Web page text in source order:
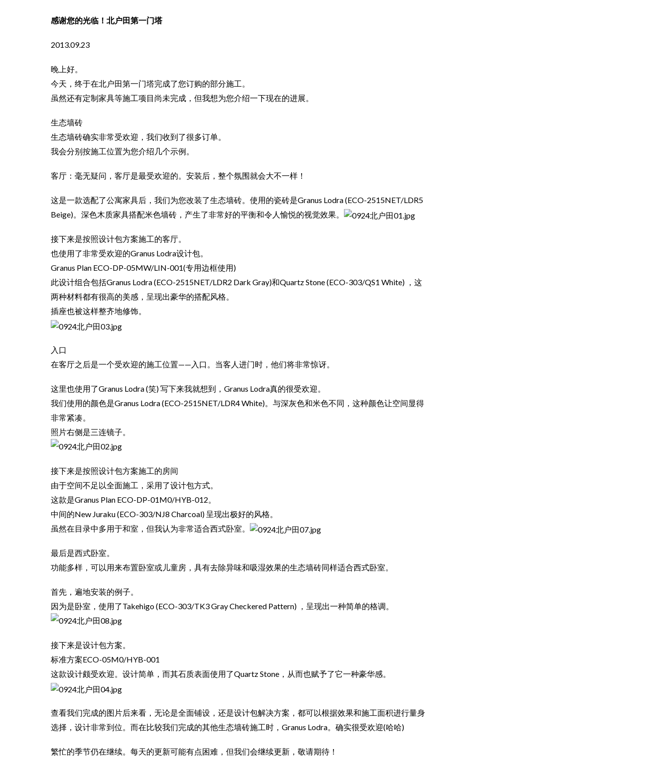
感谢您的光临！北户田第一门塔
2013.09.23
晚上好。
今天，终于在北户田第一门塔完成了您订购的部分施工。
虽然还有定制家具等施工项目尚未完成，但我想为您介绍一下现在的进展。
生态墙砖
生态墙砖确实非常受欢迎，我们收到了很多订单。
我会分别按施工位置为您介绍几个示例。
客厅：毫无疑问，客厅是最受欢迎的。安装后，整个氛围就会大不一样！
这是一款选配了公寓家具后，我们为您改装了生态墙砖。使用的瓷砖是Granus Lodra (ECO-2515NET/LDR5
Beige)。 深色木质家具搭配米色墙砖，产生了非常好的平衡和令人愉悦的视觉效果。
接下来是按照设计包方案施工的客厅。
也使用了非常受欢迎的Granus Lodra设计包。
Granus Plan ECO-DP-05MW/LIN-001(专用边框使用)
此设计组合包括Granus Lodra (ECO-2515NET/LDR2 Dark Gray)和Quartz Stone (ECO-303/QS1 White) ，这
两种材料都有很高的美感，呈现出豪华的搭配风格。
插座也被这样整齐地修饰。
入口
在客厅之后是一个受欢迎的施工位置——入口。当客人进门时，他们将非常惊讶。
这里也使用了Granus Lodra (笑) 写下来我就想到，Granus Lodra真的很受欢迎。
我们使用的颜色是Granus Lodra (ECO-2515NET/LDR4 White)。与深灰色和米色不同，这种颜色让空间显得
非常紧凑。
照片右侧是三连镜子。
接下来是按照设计包方案施工的房间
由于空间不足以全面施工，采用了设计包方式。
这款是Granus Plan ECO-DP-01M0/HYB-012。
中间的New Juraku (ECO-303/NJ8 Charcoal) 呈现出极好的风格。
虽然在目录中多用于和室，但我认为非常适合西式卧室。
最后是西式卧室。
功能多样，可以用来布置卧室或儿童房，具有去除异味和吸湿效果的生态墙砖同样适合西式卧室。
首先，遍地安装的例子。
因为是卧室，使用了Takehigo (ECO-303/TK3 Gray Checkered Pattern) ，呈现出一种简单的格调。
接下来是设计包方案。
标准方案ECO-05M0/HYB-001
这款设计颇受欢迎。设计简单，而其石质表面使用了Quartz Stone，从而也赋予了它一种豪华感。
查看我们完成的图片后来看，无论是全面铺设，还是设计包解决方案，都可以根据效果和施工面积进行量身
选择，设计非常到位。 而在比较我们完成的其他生态墙砖施工时，Granus Lodra。确实很受欢迎(哈哈)
繁忙的季节仍在继续。每天的更新可能有点困难，但我们会继续更新，敬请期待！